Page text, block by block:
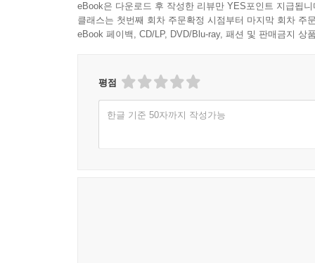
eBook은 다운로드 후 작성한 리뷰만 YES포인트 지급됩니
클래스는 첫번째 회차 주문확정 시점부터 마지막 회차 주
eBook 페이백, CD/LP, DVD/Blu-ray, 패션 및 판매금지 상
평점
한글 기준 50자까지 작성가능